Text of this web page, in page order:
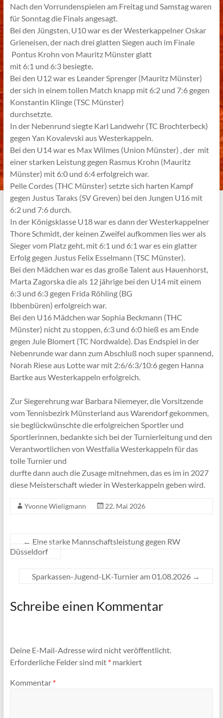
Nach den Vorrundenspielen am Freitag und Samstag waren
für Sonntag die Finals angesagt.
Bei den Jüngsten, U10 war es der Westerkappelner Oskar
Grieneisen, der nach drei glatten Siegen auch im Finale
Pontus Krohn von Mauritz Münster glatt
mit 6:1 und 6:3 besiegte.
Bei den U12 war es Leander Sprenger (Mauritz Münster)
der sich in einem tollen Match knapp mit 6:2 und 7:6 gegen
Konstantin Klinge (TSC Münster)
durchsetzte.
In der Nebenrund siegte Karl Landwehr (TC Brochterbeck)
gegen Yan Kovalevski aus Westerkappeln.
Bei den U14 war es Max Wilmes (Union Münster) , der mit
einer starken Leistung gegen Rasmus Krohn (Mauritz
Münster) mit 6:0 und 6:4 erfolgreich war.
Pelle Cordes (THC Münster) setzte sich harten Kampf
gegen Justus Taraks (SV Greven) bei den Jungen U16 mit
6:2 und 7:6 durch.
In der Königsklasse U18 war es dann der Westerkappelner
Thore Schmidt, der keinen Zweifel aufkommen lies wer als
Sieger vom Platz geht, mit 6:1 und 6:1 war es ein glatter
Erfolg gegen Justus Felix Esselmann (TSC Münster).
Bei den Mädchen war es das große Talent aus Hauenhorst,
Marta Zagorska die als 12 jährige bei den U14 mit einem
6:3 und 6:3 gegen Frida Röhling (BG
Ibbenbüren) erfolgreich war.
Bei den U16 Mädchen war Sophia Beckmann (THC
Münster) nicht zu stoppen, 6:3 und 6:0 hieß es am Ende
gegen Jule Blomert (TC Nordwalde). Das Endspiel in der
Nebenrunde war dann zum Abschluß noch super spannend,
Norah Riese aus Lotte war mit 2:6/6:3/10:6 gegen Hanna
Bartke aus Westerkappeln erfolgreich.
Zur Siegerehrung war Barbara Niemeyer, die Vorsitzende
vom Tennisbezirk Münsterland aus Warendorf gekommen,
sie beglückwünschte die erfolgreichen Sportler und
Sportlerinnen, bedankte sich bei der Turnierleitung und den
Verantwortlichen von Westfalia Westerkappeln für das
tolle Turnier und
durfte dann auch die Zusage mitnehmen, das es im in 2027
diese Meisterschaft wieder in Westerkappeln geben wird.
Yvonne Wieligmann 22. Mai 2026
← Eine starke Mannschaftsleistung gegen RW
Düsseldorf
Sparkassen-Jugend-LK-Turnier am 01.08.2026 →
Schreibe einen Kommentar
Deine E-Mail-Adresse wird nicht veröffentlicht.
Erforderliche Felder sind mit *markiert
Kommentar *